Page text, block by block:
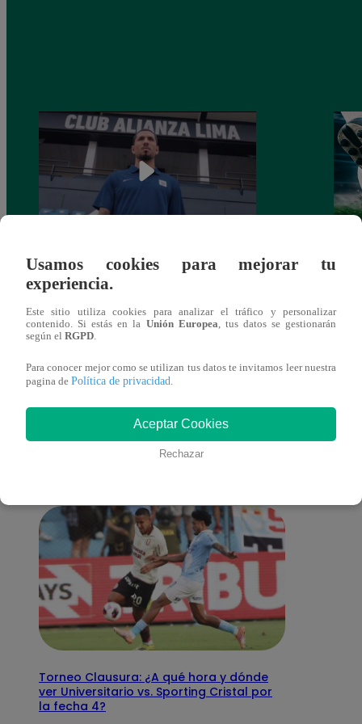
Alianza Lima: así anunció a Sergio Peña
como nuevo fichaje para el Torneo
También te puede
interesar
Torneo Clausura: ¿A qué hora y dónde
ver Universitario vs. Sporting Cristal por
la fecha 4?
Usamos cookies para mejorar tu
experiencia.
Este sitio utiliza cookies para analizar el tráfico y personalizar
contenido. Si estás en la Unión Europea, tus datos se gestionarán
según el RGPD.
Para conocer mejor como se utilizan tus datos te invitamos leer nuestra
pagina de Política de privacidad.
Aceptar Cookies
Rechazar